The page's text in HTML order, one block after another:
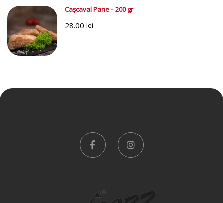
de
prețuri:
37.00 lei
până
Cașcaval Pane – 200 gr
28.00 lei